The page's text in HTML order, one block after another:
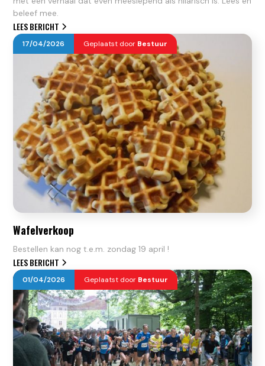
beleef mee.
LEES BERICHT
17/04/2026 Geplaatst door Bestuur
Wafelverkoop
Bestellen kan nog t.e.m. zondag 19 april !
LEES BERICHT
01/04/2026 Geplaatst door Bestuur